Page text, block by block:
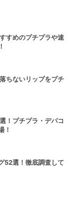
すめのプチプラや速
ちないリップをプチ
！プチプラ・デパコ
！
52選！徹底調査して